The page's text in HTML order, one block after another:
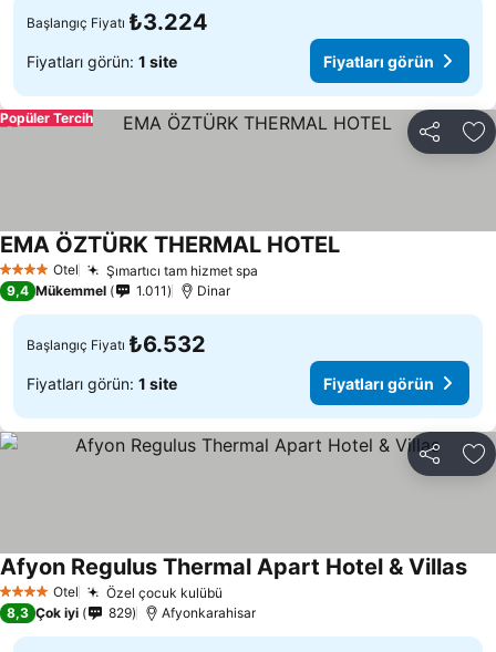
Başlangıç Fiyatı ₺3.224
Fiyatları görün: 1 site Fiyatları görün
Paylaş
Popüler Tercih
4 Yıldız Otel Şımartıcı tam hizmet spa
EMA ÖZTÜRK THERMAL HOTELFiyatları görün
9,4 Mükemmel 1.011 Dinar
Başlangıç Fiyatı ₺6.532
Fiyatları görün: 1 site Fiyatları görün
Paylaş
4 Yıldız Otel Özel çocuk kulübü
Afyon Regulus Thermal Apart Hotel & Villas
8,3 Çok iyi 829 Afyonkarahisar